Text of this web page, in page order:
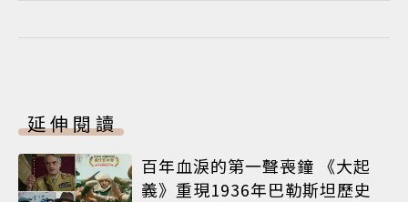
延伸閱讀
百年血淚的第一聲喪鐘 《大起
義》重現1936年巴勒斯坦歷史